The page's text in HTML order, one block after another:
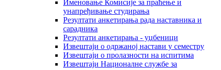
Именовање Комисије за праћење и
унапређивање студирања
Резултати анкетирања рада наставника и
сарадника
Резултати анкетирања - уџбеници
Извештаји о одржаној настави у семестру
Извештаји о пролазности на испитима
Извештаји Националне службе за